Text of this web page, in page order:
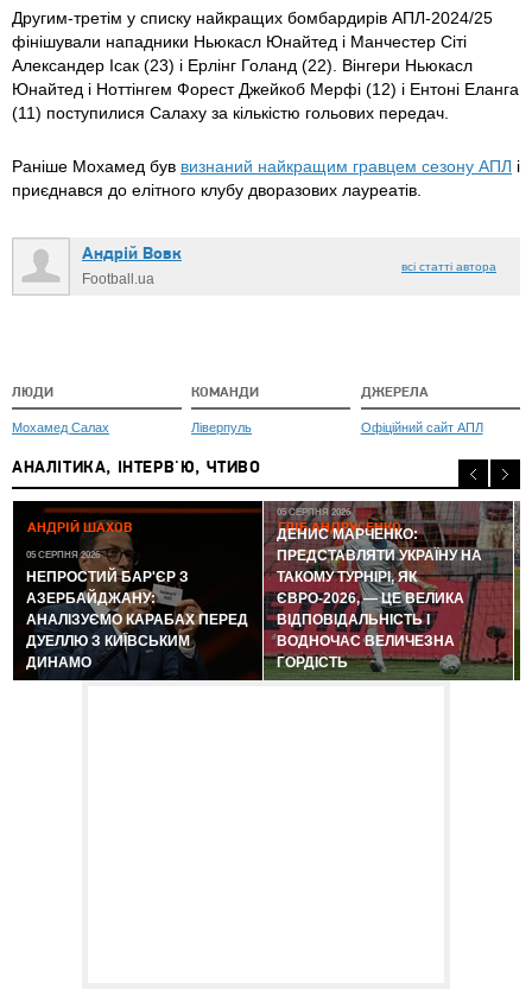
Другим-третім у списку найкращих бомбардирів АПЛ-2024/25
фінішували нападники Ньюкасл Юнайтед і Манчестер Сіті
Александер Ісак (23) і Ерлінг Голанд (22). Вінгери Ньюкасл
Юнайтед і Ноттінгем Форест Джейкоб Мерфі (12) і Ентоні Еланга
(11) поступилися Салаху за кількістю гольових передач.
Раніше Мохамед був визнаний найкращим гравцем сезону АПЛ і
приєднався до елітного клубу дворазових лауреатів.
Андрій Вовк
Football.ua
всі статті автора
ЛЮДИ
Мохамед Салах
КОМАНДИ
Ліверпуль
ДЖЕРЕЛА
Офіційний сайт АПЛ
АНАЛІТИКА, ІНТЕРВ'Ю, ЧТИВО
АНДРІЙ ШАХОВ
05 СЕРПНЯ 2026
НЕПРОСТИЙ БАР'ЄР З
АЗЕРБАЙДЖАНУ:
АНАЛІЗУЄМО КАРАБАХ ПЕРЕД
ДУЕЛЛЮ З КИЇВСЬКИМ
ДИНАМО
ГЛІБ АНДРУСЕНКО
05 СЕРПНЯ 2026
ДЕНИС МАРЧЕНКО:
ПРЕДСТАВЛЯТИ УКРАЇНУ НА
ТАКОМУ ТУРНІРІ, ЯК
ЄВРО-2026, — ЦЕ ВЕЛИКА
ВІДПОВІДАЛЬНІСТЬ І
ВОДНОЧАС ВЕЛИЧЕЗНА
ГОРДІСТЬ